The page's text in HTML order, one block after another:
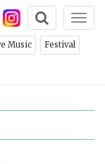
Music Festival